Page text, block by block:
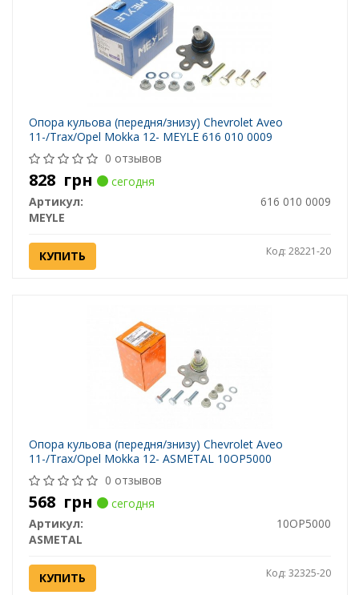
Опора кульова (передня/знизу) Chevrolet Aveo
11-/Trax/Opel Mokka 12- MEYLE 616 010 0009
0 отзывов
828 грн
сегодня
Артикул:
616 010 0009
MEYLE
КУПИТЬ Код: 28221-20
Опора кульова (передня/знизу) Chevrolet Aveo
11-/Trax/Opel Mokka 12- ASMETAL 10OP5000
0 отзывов
568 грн
сегодня
Артикул:
10OP5000
ASMETAL
КУПИТЬ Код: 32325-20